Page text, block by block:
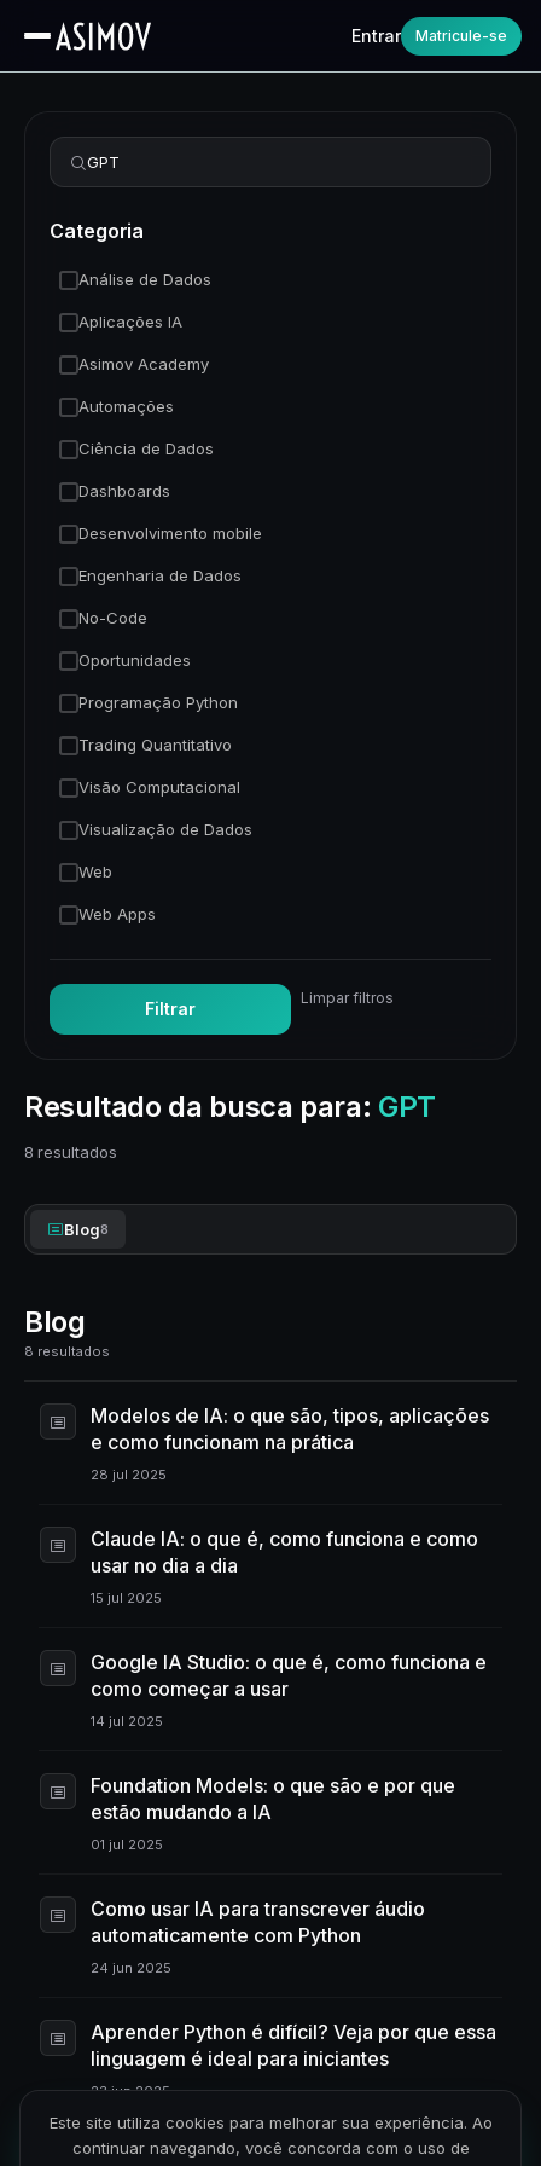
Entrar Matricule-se
Resultado da busca para: GPT
8 resultados
Blog8
Blog
8 resultados
Modelos de IA: o que são, tipos, aplicações
e como funcionam na prática
28 jul 2025
Claude IA: o que é, como funciona e como
usar no dia a dia
15 jul 2025
Google IA Studio: o que é, como funciona e
como começar a usar
14 jul 2025
Foundation Models: o que são e por que
estão mudando a IA
01 jul 2025
Como usar IA para transcrever áudio
automaticamente com Python
24 jun 2025
Aprender Python é difícil? Veja por que essa
linguagem é ideal para iniciantes
23 jun 2025
Aprender Python do zero: o que você
Refinar busca
Categoria
Análise de Dados
Aplicações IA
Asimov Academy
Automações
Ciência de Dados
Dashboards
Desenvolvimento mobile
Engenharia de Dados
No-Code
Oportunidades
Programação Python
Trading Quantitativo
Visão Computacional
Visualização de Dados
Web
Web Apps
Filtrar
Limpar filtros
Este site utiliza cookies para melhorar sua experiência. Ao
continuar navegando, você concorda com o uso de